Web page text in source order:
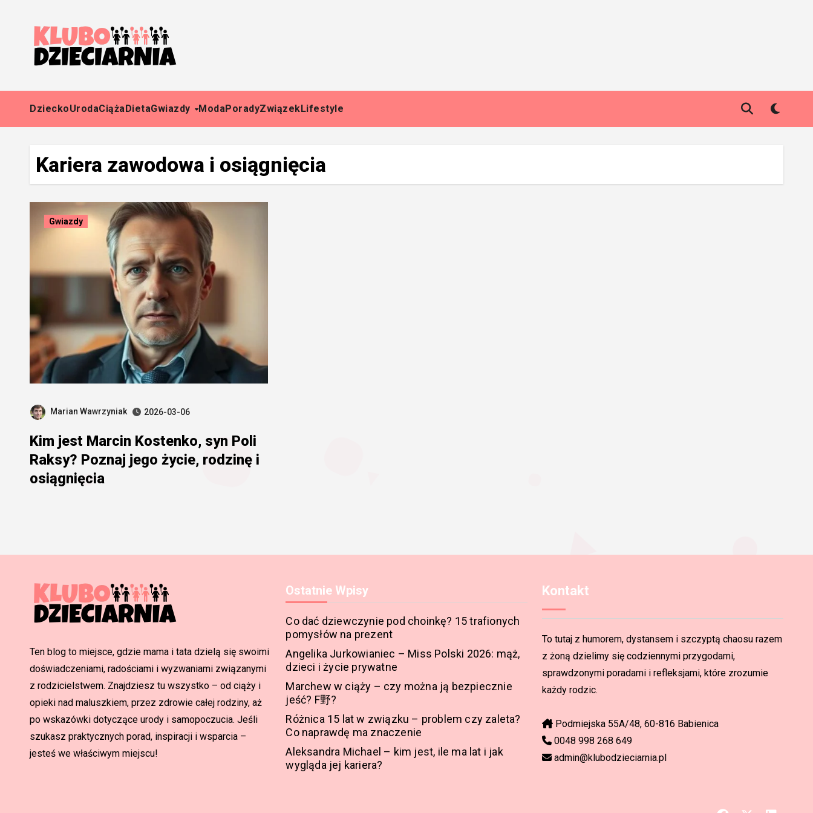
DzieckoUrodaCiążaDietaGwiazdy ModaPoradyZwiązekLifestyle
Kariera zawodowa i osiągnięcia
Gwiazdy
Marian Wawrzyniak 2026-03-06
Kim jest Marcin Kostenko, syn Poli
Raksy? Poznaj jego życie, rodzinę i
osiągnięcia
Ten blog to miejsce, gdzie mama i tata dzielą się swoimi
doświadczeniami, radościami i wyzwaniami związanymi
z rodzicielstwem. Znajdziesz tu wszystko – od ciąży i
opieki nad maluszkiem, przez zdrowie całej rodziny, aż
po wskazówki dotyczące urody i samopoczucia. Jeśli
szukasz praktycznych porad, inspiracji i wsparcia –
jesteś we właściwym miejscu!
Ostatnie Wpisy
Co dać dziewczynie pod choinkę? 15 trafionych
pomysłów na prezent
Angelika Jurkowianiec – Miss Polski 2026: mąż,
dzieci i życie prywatne
Marchew w ciąży – czy można ją bezpiecznie
jeść? F野?
Różnica 15 lat w związku – problem czy zaleta?
Co naprawdę ma znaczenie
Aleksandra Michael – kim jest, ile ma lat i jak
wygląda jej kariera?
Kontakt
To tutaj z humorem, dystansem i szczyptą chaosu razem
z żoną dzielimy się codziennymi przygodami,
sprawdzonymi poradami i refleksjami, które zrozumie
każdy rodzic.
Podmiejska 55A/48, 60-816 Babienica
0048 998 268 649
admin@klubodzieciarnia.pl